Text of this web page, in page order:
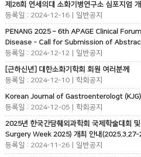
제28회 연세의대 소화기병연구소 심포지엄
등록일 : 2024-12-16 | 일반공지
PENANG 2025 – 6th APAGE Clinical
Disease - Call for Submission of
등록일 : 2024-12-12 | 일반공지
[근하신년] 대한소화기학회 회원 여러분께
등록일 : 2024-12-10 | 학회공지
Korean Journal of Gastroenterologt (KJG)
등록일 : 2024-12-05 | 학회공지
2025년 한국간담췌외과학회 국제학술대회
Surgery Week 2025) 개최 안내(2025.3.27-
등록일 : 2024-11-26 | 일반공지